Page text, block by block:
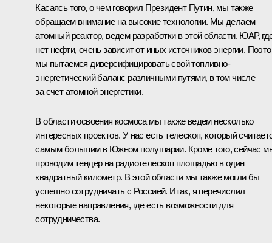
Касаясь того, о чем говорил Президент Путин, мы также
обращаем внимание на высокие технологии. Мы делаем
атомный реактор, ведем разработки в этой области. ЮАР,
нет нефти, очень зависит от иных источников энергии.
мы пытаемся диверсифицировать свой топливно-
энергетический баланс различными путями, в том числе
за счет атомной энергетики.
В области освоения космоса мы также ведем несколько
интересных проектов. У нас есть телескоп, который
самым большим в Южном полушарии. Кроме того, сейчас
проводим тендер на радиотелескоп площадью в один
квадратный километр. В этой области мы также могли бы
успешно сотрудничать с Россией. Итак, я перечислил
некоторые направления, где есть возможности для
сотрудничества.